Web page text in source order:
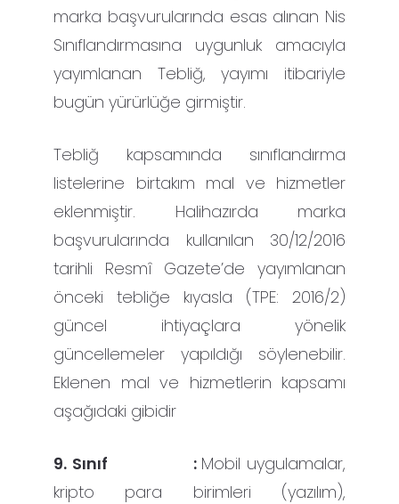
marka başvurularında esas alınan Nis
Sınıflandırmasına uygunluk amacıyla
yayımlanan Tebliğ, yayımı itibariyle
bugün yürürlüğe girmiştir.
Tebliğ kapsamında sınıflandırma
listelerine birtakım mal ve hizmetler
eklenmiştir. Halihazırda marka
başvurularında kullanılan 30/12/2016
tarihli Resmî Gazete’de yayımlanan
önceki tebliğe kıyasla (TPE: 2016/2)
güncel ihtiyaçlara yönelik
güncellemeler yapıldığı söylenebilir.
Eklenen mal ve hizmetlerin kapsamı
aşağıdaki gibidir
9. Sınıf : Mobil uygulamalar,
kripto para birimleri (yazılım),